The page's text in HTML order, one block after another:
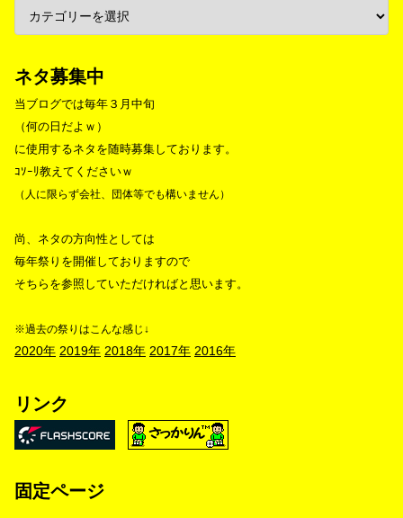
ネタ募集中
当ブログでは毎年３月中旬
（何の日だよｗ）
に使用するネタを随時募集しております。
ｺｿｰﾘ教えてくださいｗ
（人に限らず会社、団体等でも構いません）
尚、ネタの方向性としては
毎年祭りを開催しておりますので
そちらを参照していただければと思います。
※過去の祭りはこんな感じ↓
2020年 2019年 2018年 2017年 2016年
リンク
固定ページ